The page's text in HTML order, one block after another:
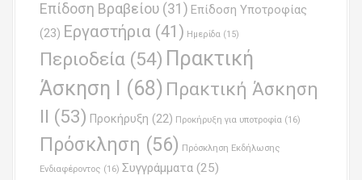
Επίδοση Βραβείου (31) Επίδοση Υποτροφίας
(23) Εργαστήρια (41) Ημερίδα (15)
Περιοδεία (54) Πρακτική
Άσκηση Ι
(68) Πρακτική Άσκηση
ΙΙ (53) Προκήρυξη (22) Προκήρυξη για υποτροφία (16)
Πρόσκληση (56) Πρόσκληση Εκδήλωσης
Ενδιαφέροντος (16) Συγγράμματα (25)